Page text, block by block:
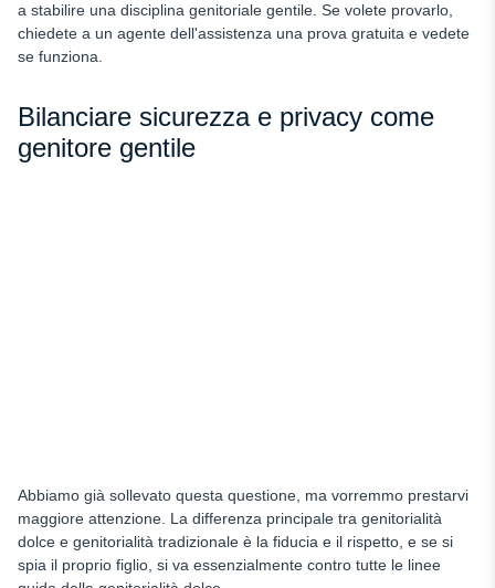
a stabilire una disciplina genitoriale gentile. Se volete provarlo,
chiedete a un agente dell'assistenza una prova gratuita e vedete
se funziona.
Bilanciare sicurezza e privacy come
genitore gentile
Abbiamo già sollevato questa questione, ma vorremmo prestarvi
maggiore attenzione. La differenza principale tra genitorialità
dolce e genitorialità tradizionale è la fiducia e il rispetto, e se si
spia il proprio figlio, si va essenzialmente contro tutte le linee